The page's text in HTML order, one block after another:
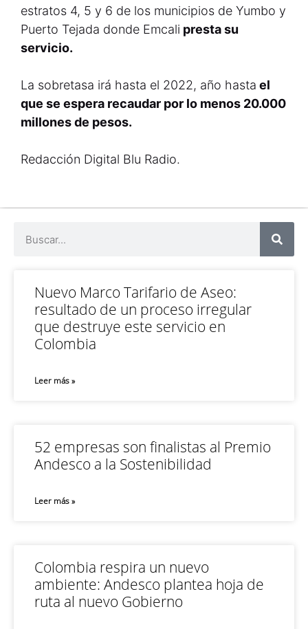
estratos 4, 5 y 6 de los municipios de Yumbo y
Puerto Tejada donde Emcali presta su
servicio.
La sobretasa irá hasta el 2022, año hasta el
que se espera recaudar por lo menos 20.000
millones de pesos.
Redacción Digital Blu Radio.
Nuevo Marco Tarifario de Aseo:
resultado de un proceso irregular
que destruye este servicio en
Colombia
Leer más »
52 empresas son finalistas al Premio
Andesco a la Sostenibilidad
Leer más »
Colombia respira un nuevo
ambiente: Andesco plantea hoja de
ruta al nuevo Gobierno